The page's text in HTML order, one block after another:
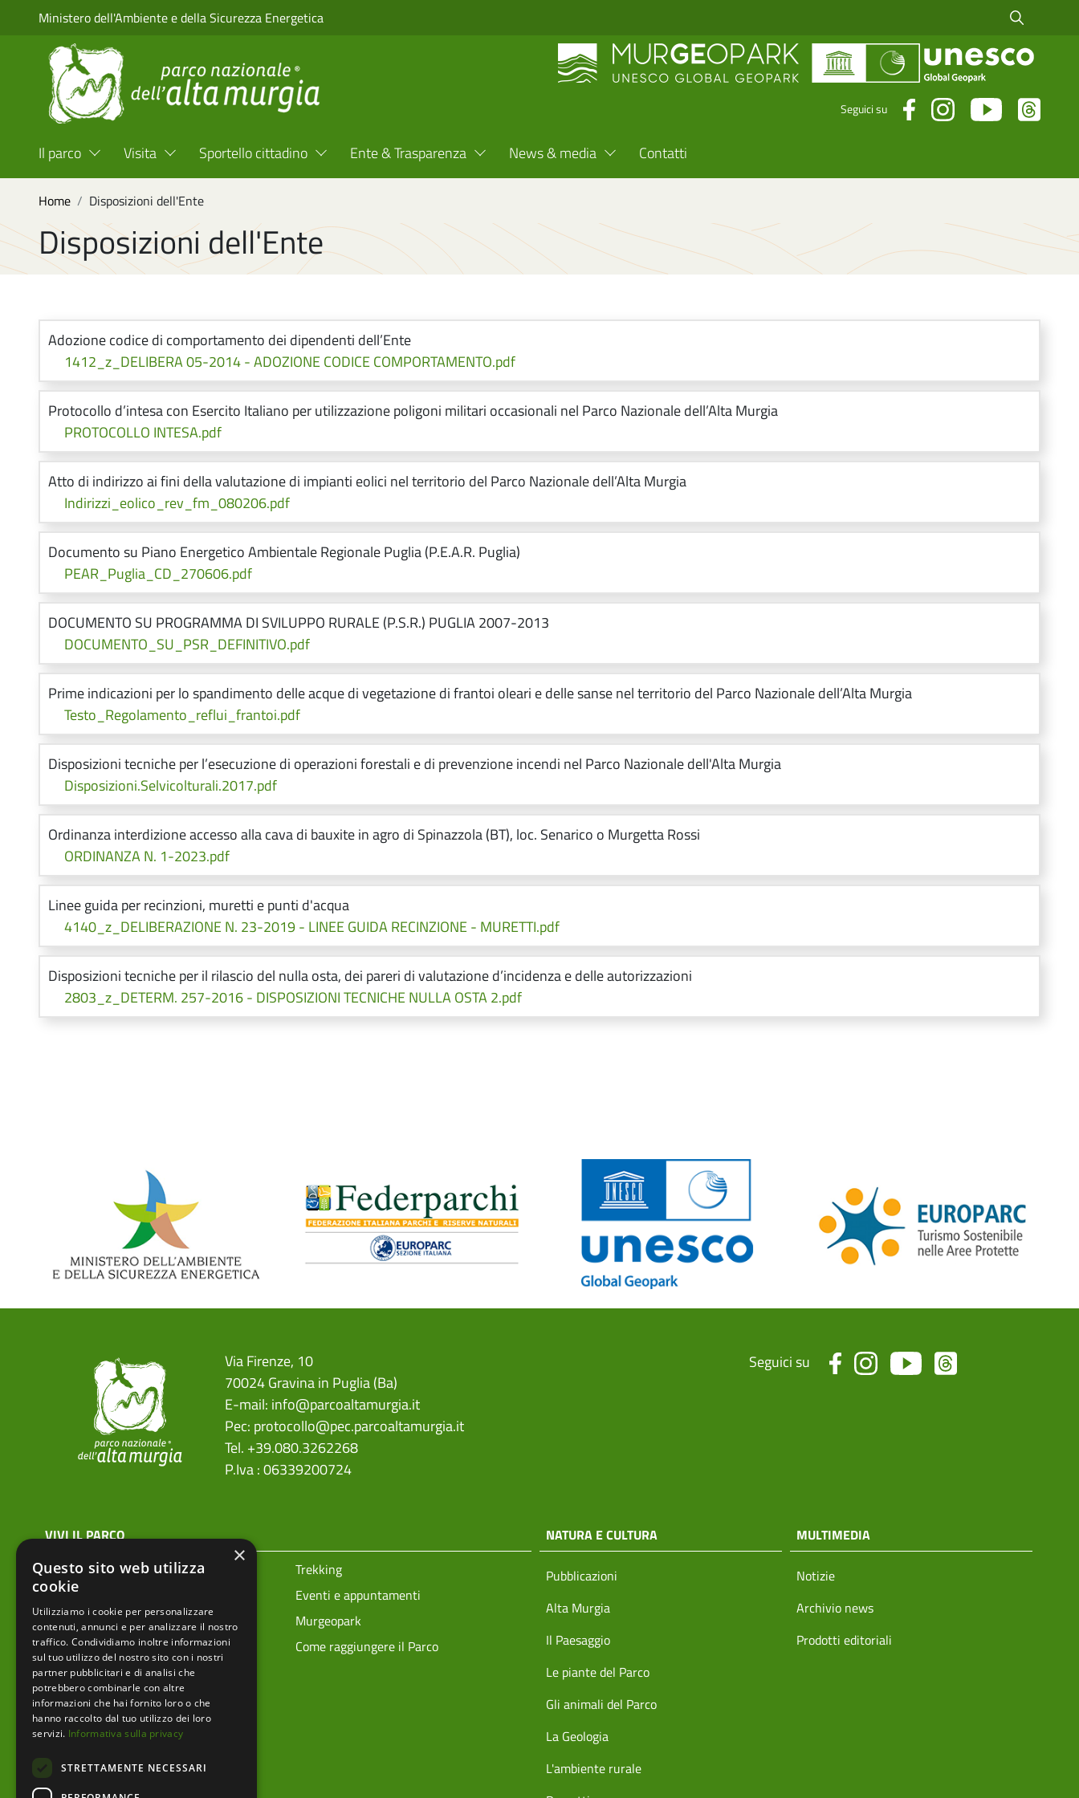
Salta al contenuto principale
Ministero dell'Ambiente e della Sicurezza Energetica Cerca fra i
Seguici su
Menu Top Header
Il parco Visita Sportello cittadino Ente & Trasparenza News & media Contatti
Home Disposizioni dell'Ente
Disposizioni dell'Ente
Paragrafi
Adozione codice di comportamento dei dipendenti dell’Ente
1412_z_DELIBERA 05-2014 - ADOZIONE CODICE COMPORTAMENTO.pdf
Protocollo d’intesa con Esercito Italiano per utilizzazione poligoni militari occasionali nel Parco Nazionale dell’Alta Murgia
PROTOCOLLO INTESA.pdf
Atto di indirizzo ai fini della valutazione di impianti eolici nel territorio del Parco Nazionale dell’Alta Murgia
Indirizzi_eolico_rev_fm_080206.pdf
Documento su Piano Energetico Ambientale Regionale Puglia (P.E.A.R. Puglia)
PEAR_Puglia_CD_270606.pdf
DOCUMENTO SU PROGRAMMA DI SVILUPPO RURALE (P.S.R.) PUGLIA 2007-2013
DOCUMENTO_SU_PSR_DEFINITIVO.pdf
Prime indicazioni per lo spandimento delle acque di vegetazione di frantoi oleari e delle sanse nel territorio del Parco Nazionale dell’Alta Murgia
Testo_Regolamento_reflui_frantoi.pdf
Disposizioni tecniche per l’esecuzione di operazioni forestali e di prevenzione incendi nel Parco Nazionale dell'Alta Murgia
Disposizioni.Selvicolturali.2017.pdf
Ordinanza interdizione accesso alla cava di bauxite in agro di Spinazzola (BT), loc. Senarico o Murgetta Rossi
ORDINANZA N. 1-2023.pdf
Linee guida per recinzioni, muretti e punti d'acqua
4140_z_DELIBERAZIONE N. 23-2019 - LINEE GUIDA RECINZIONE - MURETTI.pdf
Disposizioni tecniche per il rilascio del nulla osta, dei pareri di valutazione d’incidenza e delle autorizzazioni
2803_z_DETERM. 257-2016 - DISPOSIZIONI TECNICHE NULLA OSTA 2.pdf
Via Firenze, 10
70024 Gravina in Puglia (Ba)
E-mail: info@parcoaltamurgia.it
Pec: protocollo@pec.parcoaltamurgia.it
Tel. +39.080.3262268
P.Iva : 06339200724
Seguici su
menu top footer
VIVI IL PARCO
Prenota la tua visita
Trekking
Ciclovie
Eventi e appuntamenti
Vivere i parchi in sicurezza
Murgeopark
Mappa tecnica
Come raggiungere il Parco
NATURA E CULTURA
Pubblicazioni
Alta Murgia
Il Paesaggio
Le piante del Parco
Gli animali del Parco
La Geologia
L'ambiente rurale
MULTIMEDIA
Notizie
Archivio news
Prodotti editoriali
×
Questo sito web utilizza
cookie
Utilizziamo i cookie per personalizzare
contenuti, annunci e per analizzare il nostro
traffico. Condividiamo inoltre informazioni
sul tuo utilizzo del nostro sito con i nostri
partner pubblicitari e di analisi che
potrebbero combinarle con altre
informazioni che hai fornito loro o che
hanno raccolto dal tuo utilizzo dei loro
servizi. Informativa sulla privacy
STRETTAMENTE NECESSARI